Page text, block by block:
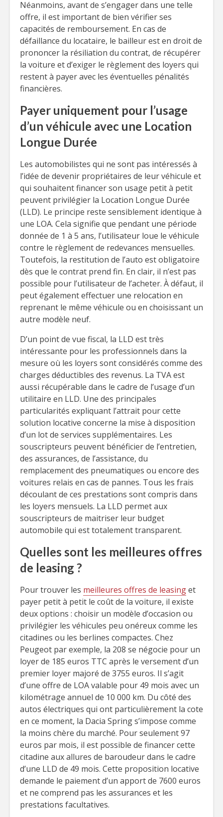
Néanmoins, avant de s’engager dans une telle
offre, il est important de bien vérifier ses
capacités de remboursement. En cas de
défaillance du locataire, le bailleur est en droit de
prononcer la résiliation du contrat, de récupérer
la voiture et d’exiger le règlement des loyers qui
restent à payer avec les éventuelles pénalités
financières.
Payer uniquement pour l’usage
d’un véhicule avec une Location
Longue Durée
Les automobilistes qui ne sont pas intéressés à
l’idée de devenir propriétaires de leur véhicule et
qui souhaitent financer son usage petit à petit
peuvent privilégier la Location Longue Durée
(LLD). Le principe reste sensiblement identique à
une LOA. Cela signifie que pendant une période
donnée de 1 à 5 ans, l’utilisateur loue le véhicule
contre le règlement de redevances mensuelles.
Toutefois, la restitution de l’auto est obligatoire
dès que le contrat prend fin. En clair, il n’est pas
possible pour l’utilisateur de l’acheter. À défaut, il
peut également effectuer une relocation en
reprenant le même véhicule ou en choisissant un
autre modèle neuf.
D’un point de vue fiscal, la LLD est très
intéressante pour les professionnels dans la
mesure où les loyers sont considérés comme des
charges déductibles des revenus. La TVA est
aussi récupérable dans le cadre de l’usage d’un
utilitaire en LLD. Une des principales
particularités expliquant l’attrait pour cette
solution locative concerne la mise à disposition
d’un lot de services supplémentaires. Les
souscripteurs peuvent bénéficier de l’entretien,
des assurances, de l’assistance, du
remplacement des pneumatiques ou encore des
voitures relais en cas de pannes. Tous les frais
découlant de ces prestations sont compris dans
les loyers mensuels. La LLD permet aux
souscripteurs de maitriser leur budget
automobile qui est totalement transparent.
Quelles sont les meilleures offres
de leasing ?
Pour trouver les meilleures offres de leasinget
payer petit à petit le coût de la voiture, il existe
deux options : choisir un modèle d’occasion ou
privilégier les véhicules peu onéreux comme les
citadines ou les berlines compactes. Chez
Peugeot par exemple, la 208 se négocie pour un
loyer de 185 euros TTC après le versement d’un
premier loyer majoré de 3755 euros. Il s’agit
d’une offre de LOA valable pour 49 mois avec un
kilométrage annuel de 10 000 km. Du côté des
autos électriques qui ont particulièrement la cote
en ce moment, la Dacia Spring s’impose comme
la moins chère du marché. Pour seulement 97
euros par mois, il est possible de financer cette
citadine aux allures de baroudeur dans le cadre
d’une LLD de 49 mois. Cette proposition locative
demande le paiement d’un apport de 7600 euros
et ne comprend pas les assurances et les
prestations facultatives.